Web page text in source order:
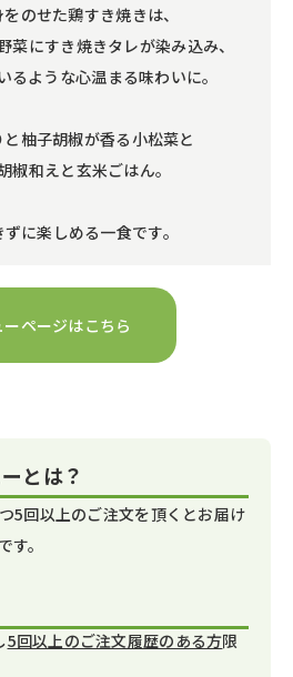
のせた鶏すき焼きは、
菜にすき焼きタレが染み込み、
るような心温まる味わいに。
柚子胡椒が香る小松菜と
椒和えと玄米ごはん。
に楽しめる一食です。
ページはこちら
とは？
5回以上のご注文を頂くとお届け
。
5回以上のご注文履歴のある方限